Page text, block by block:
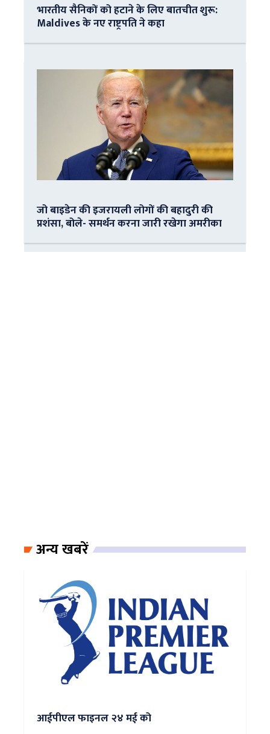
भारतीय सैनिकों को हटाने के लिए बातचीत शुरू:
Maldives के नए राष्ट्रपति ने कहा
जो बाइडेन की इजरायली लोगों की बहादुरी की
प्रशंसा, बोले- समर्थन करना जारी रखेगा अमरीका
अन्य खबरें
आईपीएल फाइनल २४ मई को